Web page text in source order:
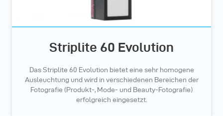
Striplite 60 Evolution
Das Striplite 60 Evolution bietet eine sehr homogene
Ausleuchtung und wird in verschiedenen Bereichen der
Fotografie (Produkt-, Mode- und Beauty-Fotografie)
erfolgreich eingesetzt.